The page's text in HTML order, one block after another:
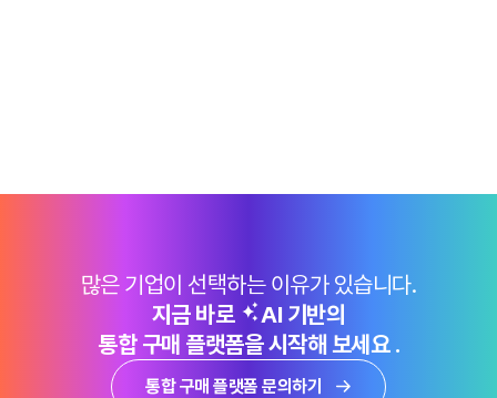
많은 기업이 선택하는 이유가 있습니다.
지금 바로
AI 기반의
통합 구매 플랫폼을 시작해 보세요 .
통합 구매 플랫폼 문의하기